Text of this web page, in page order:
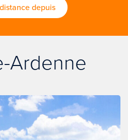
depuis
Ardenne